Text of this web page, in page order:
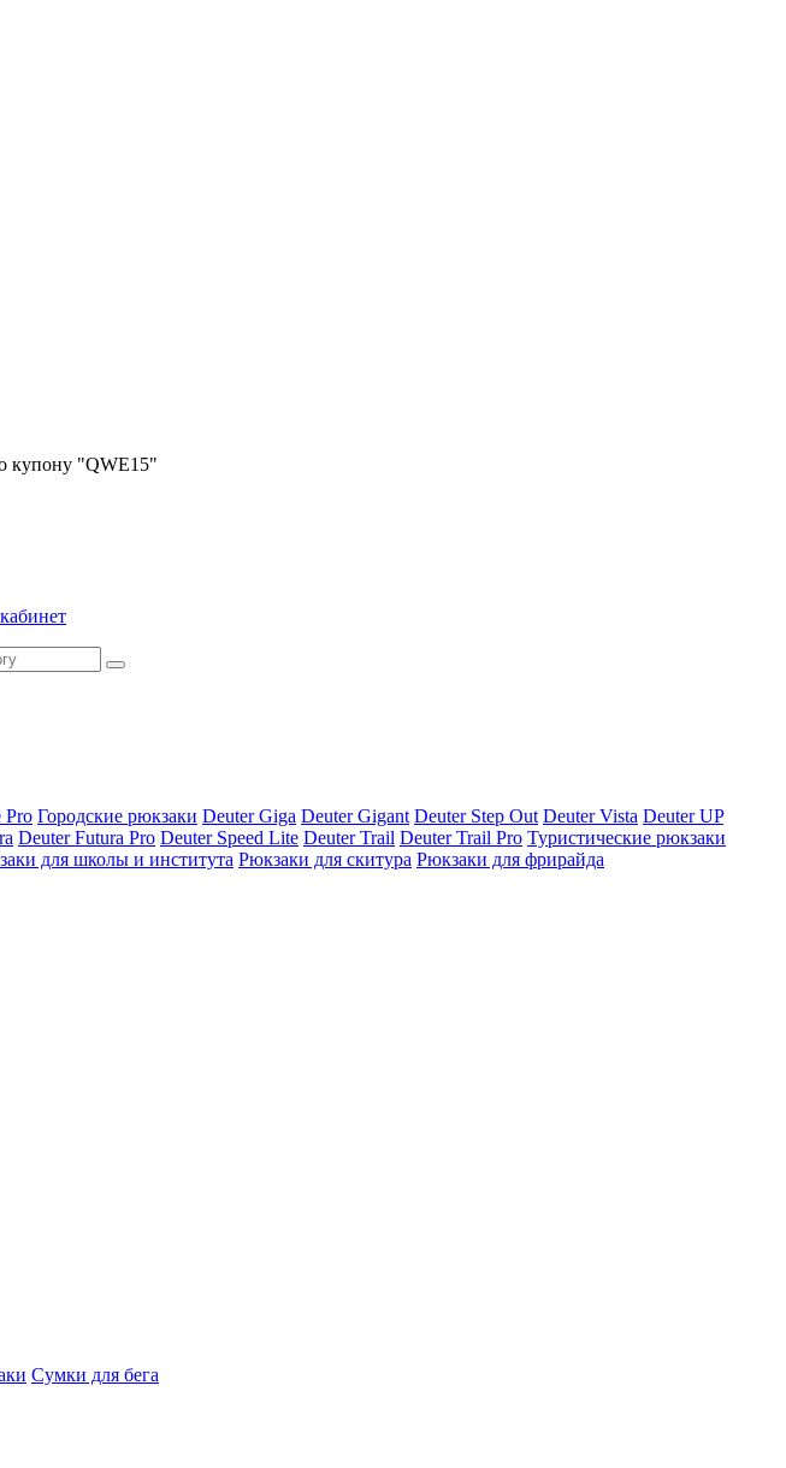
купону "QWE15"
Pro Городские рюкзаки Deuter Giga Deuter Gigant Deuter Step Out Deuter Vista Deuter UP
Deuter Futura Pro Deuter Speed Lite Deuter Trail Deuter Trail Pro Туристические рюкзаки
для школы и института Рюкзаки для скитура Рюкзаки для фрирайда
Сумки для бега